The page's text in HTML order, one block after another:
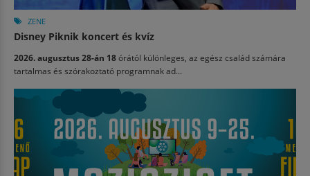
ZENE
Disney Piknik koncert és kvíz
2026. augusztus 28-án 18órától különleges, az egész család számára
tartalmas és szórakoztató programnak ad...